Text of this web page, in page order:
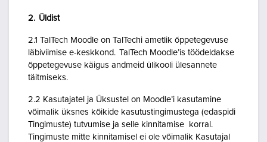
2. Üldist
2.1 TalTech Moodle on TalTechi ametlik õppetegevuse
läbiviimise e-keskkond. TalTech Moodle’is töödeldakse
õppetegevuse käigus andmeid ülikooli ülesannete
täitmiseks.
2.2 Kasutajatel ja Üksustel on Moodle’i kasutamine
võimalik üksnes kõikide kasutustingimustega (edaspidi
Tingimuste) tutvumise ja selle kinnitamise korral.
Tingimuste mitte kinnitamisel ei ole võimalik Kasutajal